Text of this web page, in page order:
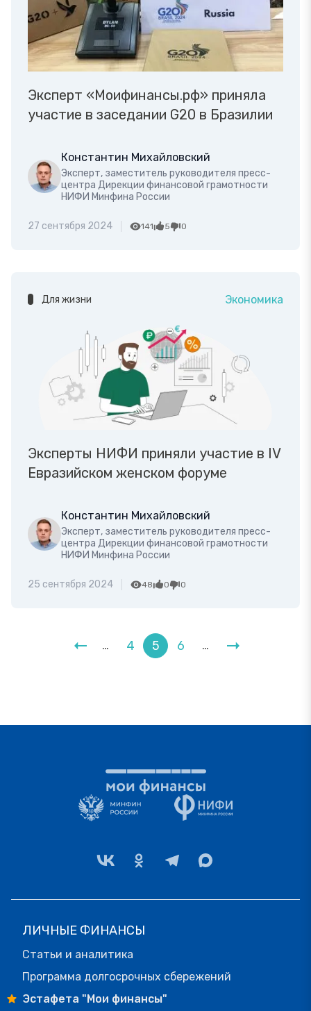
Эксперт «Моифинансы.рф» приняла
участие в заседании G20 в Бразилии
Константин Михайловский
Эксперт, заместитель руководителя пресс-
центра Дирекции финансовой грамотности
НИФИ Минфина России
27 сентября 2024 141 5 0
Для жизни Экономика
Эксперты НИФИ приняли участие в IV
Евразийском женском форуме
Константин Михайловский
Эксперт, заместитель руководителя пресс-
центра Дирекции финансовой грамотности
НИФИ Минфина России
25 сентября 2024 48 0 0
… 4 5 6 …
ЛИЧНЫЕ ФИНАНСЫ
Статьи и аналитика
Программа долгосрочных сбережений
Эстафета "Мои финансы"